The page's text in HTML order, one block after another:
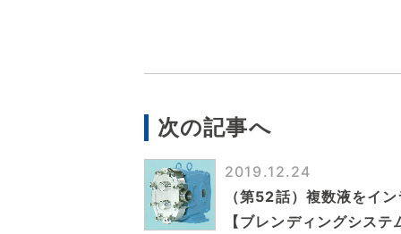
次の記事へ
2019.12.24
（第52話）複数液をイ
【ブレンディングシス